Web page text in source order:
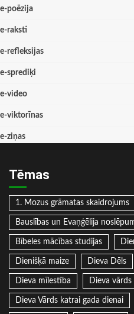
e-poēzija
e-raksti
e-refleksijas
e-sprediķi
e-video
e-viktorīnas
e-ziņas
Tēmas
1. Mozus grāmatas skaidrojums
Bauslības un Evaņģēlija
Bībeles mācības studijas
Dienišķā maize Dieva Dēls
Dieva mīlestība Dieva vārds
Dieva Vārds katrai gada dienai